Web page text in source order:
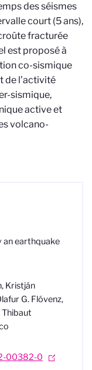
des séismes
court (5 ans),
fracturée
est proposé à
co-sismique
de l’activité
sismique,
active et
volcano-
earthquake
Kristján
G. Flóvenz,
Thibaut
00382-0